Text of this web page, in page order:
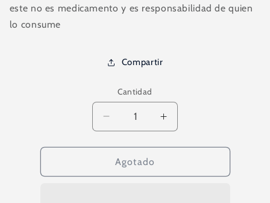
este no es medicamento y es responsabilidad de quien
lo consume
Compartir
Cantidad
Reducir
cantidad
para
Toma
de
Aumentar
cantidad
para
de
Agotado